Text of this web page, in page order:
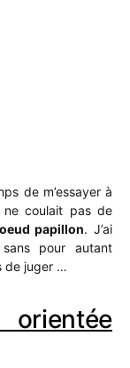
de m’essayer à
ne coulait pas de
papillon. J’ai
pour autant
de juger …